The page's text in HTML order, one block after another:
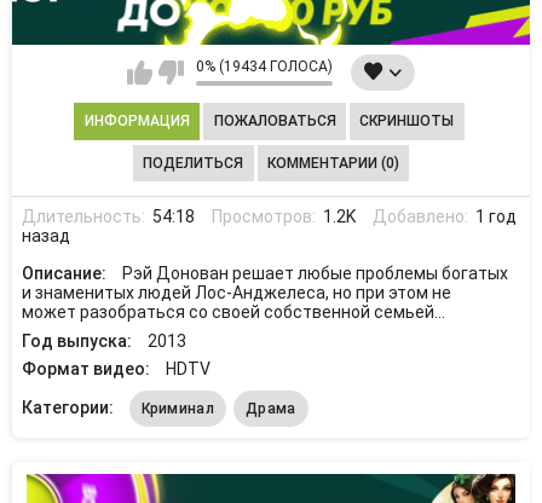
0% (19434 ГОЛОСА)
ИНФОРМАЦИЯ ПОЖАЛОВАТЬСЯ СКРИНШОТЫ
ПОДЕЛИТЬСЯ КОММЕНТАРИИ (0)
Длительность: 54:18 Просмотров: 1.2K Добавлено: 1 год
назад
Описание:
Рэй Донован решает любые проблемы богатых
и знаменитых людей Лос-Анджелеса, но при этом не
может разобраться со своей собственной семьей...
Год выпуска:
2013
Формат видео:
HDTV
Категории:
Криминал Драма